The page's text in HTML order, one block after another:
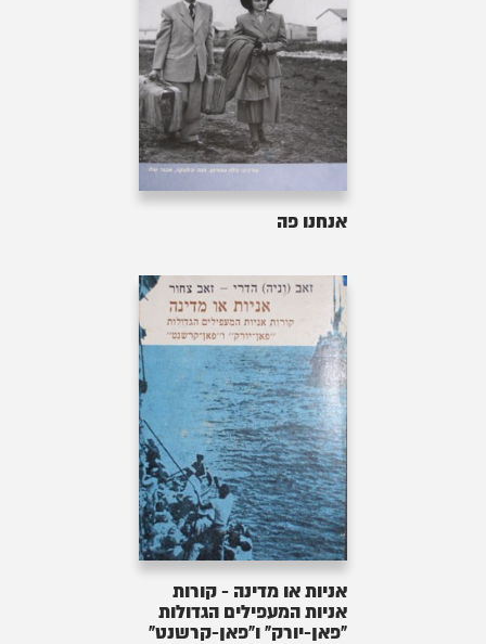
אנחנו פה
אניות או מדינה - קורות
אניות המעפילים הגדולות
"פאן-יורק" ו"פאן-קרשנט"